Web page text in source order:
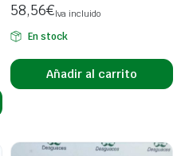
58,56€Iva incluido
En stock
Añadir al carrito